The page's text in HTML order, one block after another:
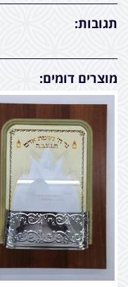
תגובות:
מוצרים דומים: